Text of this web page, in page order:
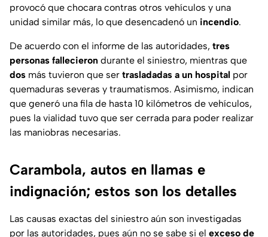
provocó que chocara contras otros vehículos y una
unidad similar más, lo que desencadenó un incendio.
De acuerdo con el informe de las autoridades, tres
personas fallecieron durante el siniestro, mientras que
dos más tuvieron que ser trasladadas a un hospital por
quemaduras severas y traumatismos. Asimismo, indican
que generó una fila de hasta 10 kilómetros de vehículos,
pues la vialidad tuvo que ser cerrada para poder realizar
las maniobras necesarias.
Carambola, autos en llamas e
indignación; estos son los detalles
Las causas exactas del siniestro aún son investigadas
por las autoridades, pues aún no se sabe si el exceso de